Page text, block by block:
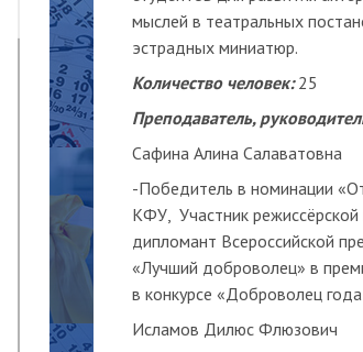
мыслей в театральных
эстрадных миниатюр.
Количество человек:25
Преподаватель,
Сафина Алина Салаватовна
-Победитель в номинации
КФУ, Участник
дипломант Всероссийской
«Лучший доброволец» в
в конкурсе «Доброволец
Исламов Дилюс Флюзович